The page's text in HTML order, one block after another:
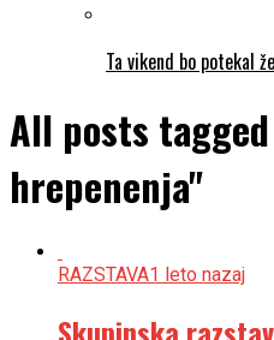
Ta vikend bo potekal
All posts
hrepenenja"
RAZSTAVA1 leto nazaj
Skupinska